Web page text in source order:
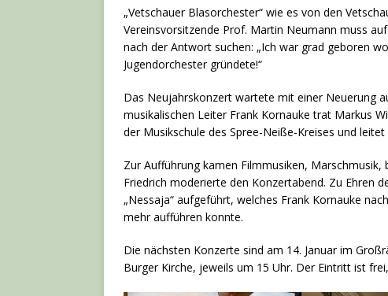
„Vetschauer Blasorchester“ wie es von den
Vereinsvorsitzende Prof. Martin Neumann muss
nach der Antwort suchen: „Ich war grad geboren
Jugendorchester gründete!“
Das Neujahrskonzert wartete mit einer Neuerung
musikalischen Leiter Frank Kornauke trat Markus
der Musikschule des Spree-Neiße-Kreises und
Zur Aufführung kamen Filmmusiken,
Friedrich moderierte den Konzertabend. Zu Ehren
„Nessaja“ aufgeführt, welches Frank Kornauke
mehr aufführen konnte.
Die nächsten Konzerte sind am 14. Januar im
Burger Kirche, jeweils um 15 Uhr. Der Eintritt ist